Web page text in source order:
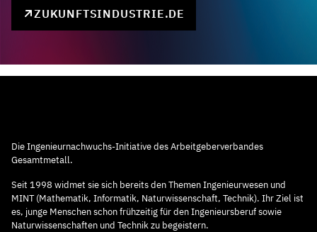
ZUKUNFTSINDUSTRIE.DE
Die Ingenieurnachwuchs-Initiative des Arbeitgeberverbandes
Gesamtmetall.
Seit 1998 widmet sie sich bereits den Themen Ingenieurwesen und
MINT (Mathematik, Informatik, Naturwissenschaft, Technik). Ihr Ziel ist
es, junge Menschen schon frühzeitig für den Ingenieursberuf sowie
Naturwissenschaften und Technik zu begeistern.